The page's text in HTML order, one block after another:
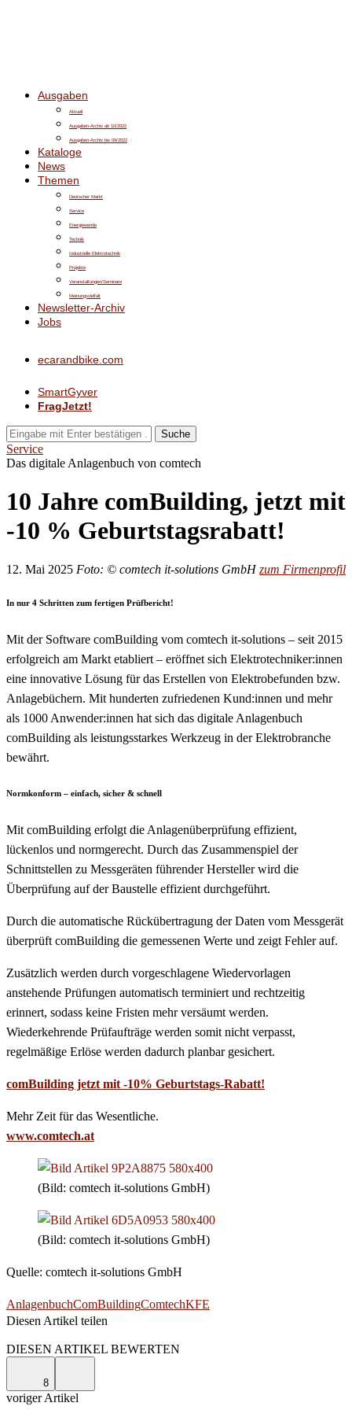
Ausgaben
Aktuell
Ausgaben-Archiv ab 10/2022
Ausgaben-Archiv bis 09/2022
Kataloge
News
Themen
Deutscher Markt
Service
Energiewende
Technik
Industrielle Elektrotechnik
Projekte
Veranstaltungen/Seminare
Meinungsvielfalt
Newsletter-Archiv
Jobs
ecarandbike.com
SmartGyver
FragJetzt!
Suche
Service
Das digitale Anlagenbuch von comtech
10 Jahre comBuilding, jetzt mit
-10 % Geburtstagsrabatt!
12. Mai 2025 Foto: © comtech it-solutions GmbH zum Firmenprofil
In nur 4 Schritten zum fertigen Prüfbericht!
Mit der Software comBuilding vom comtech it-solutions – seit 2015
erfolgreich am Markt etabliert – eröffnet sich Elektrotechniker:innen
eine innovative Lösung für das Erstellen von Elektrobefunden bzw.
Anlagebüchern. Mit hunderten zufriedenen Kund:innen und mehr
als 1000 Anwender:innen hat sich das digitale Anlagenbuch
comBuilding als leistungsstarkes Werkzeug in der Elektrobranche
bewährt.
Normkonform – einfach, sicher & schnell
Mit comBuilding erfolgt die Anlagenüberprüfung effizient,
lückenlos und normgerecht. Durch das Zusammenspiel der
Schnittstellen zu Messgeräten führender Hersteller wird die
Überprüfung auf der Baustelle effizient durchgeführt.
Durch die automatische Rückübertragung der Daten vom Messgerät
überprüft comBuilding die gemessenen Werte und zeigt Fehler auf.
Zusätzlich werden durch vorgeschlagene Wiedervorlagen
anstehende Prüfungen automatisch terminiert und rechtzeitig
erinnert, sodass keine Fristen mehr versäumt werden.
Wiederkehrende Prüfaufträge werden somit nicht verpasst,
regelmäßige Erlöse werden dadurch planbar gesichert.
comBuilding jetzt mit -10% Geburtstags-Rabatt!
Mehr Zeit für das Wesentliche.
www.comtech.at
(Bild: comtech it-solutions GmbH)
(Bild: comtech it-solutions GmbH)
Quelle: comtech it-solutions GmbH
AnlagenbuchComBuildingComtechKFE
Diesen Artikel teilen
DIESEN ARTIKEL BEWERTEN
8
voriger Artikel